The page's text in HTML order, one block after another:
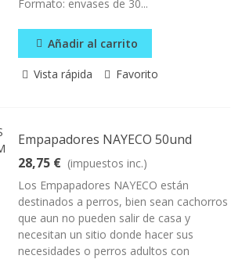
Formato: envases de 30...
Añadir al carrito
Vista rápida Favorito
Empapadores NAYECO 50und
28,75 € (impuestos inc.)
Los Empapadores NAYECO están
destinados a perros, bien sean cachorros
que aun no pueden salir de casa y
necesitan un sitio donde hacer sus
necesidades o perros adultos con